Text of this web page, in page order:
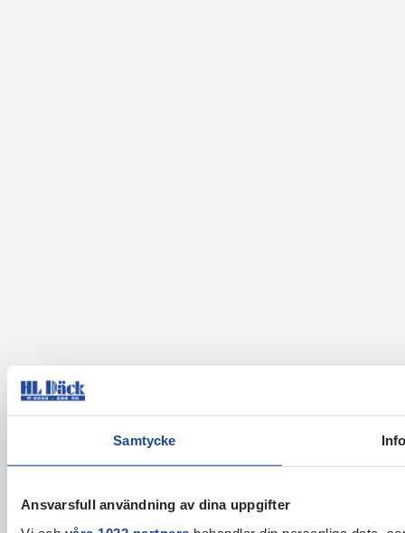
Samtycke
Ansvarsfull användning av dina uppgifter